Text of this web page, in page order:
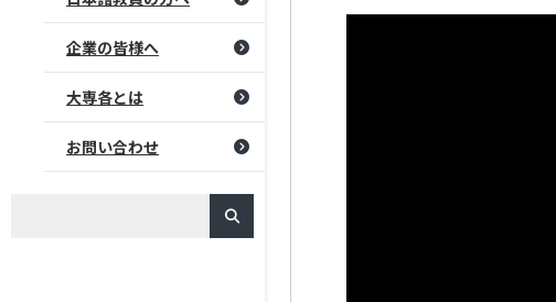
企業の皆様へ
大専各とは
お問い合わせ